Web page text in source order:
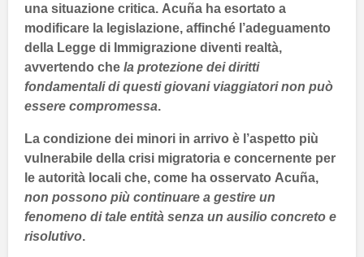
una situazione critica. Acuña ha esortato a
modificare la legislazione, affinché l’adeguamento
della Legge di Immigrazione diventi realtà,
avvertendo che la protezione dei diritti
fondamentali di questi giovani viaggiatori non può
essere compromessa.
La condizione dei minori in arrivo è l’aspetto più
vulnerabile della crisi migratoria e concernente per
le autorità locali che, come ha osservato Acuña,
non possono più continuare a gestire un
fenomeno di tale entità senza un ausilio concreto e
risolutivo.